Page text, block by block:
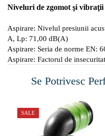
Niveluri de zgomot şi vibraţii
Aspirare: Nivelul presiunii
A, Lp: 71,00 dB(A)
Aspirare: Seria de norme EN:
Aspirare: Factorul de
Se Potrivesc
SALE